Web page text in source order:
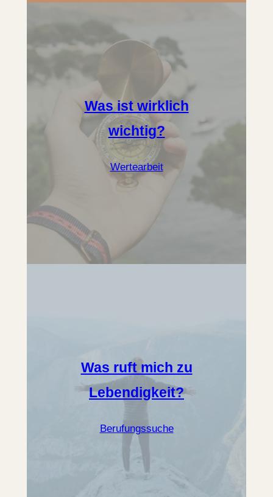
Was ist wirklich
wichtig?
Wertearbeit
Was ruft mich zu
Lebendigkeit?
Berufungssuche